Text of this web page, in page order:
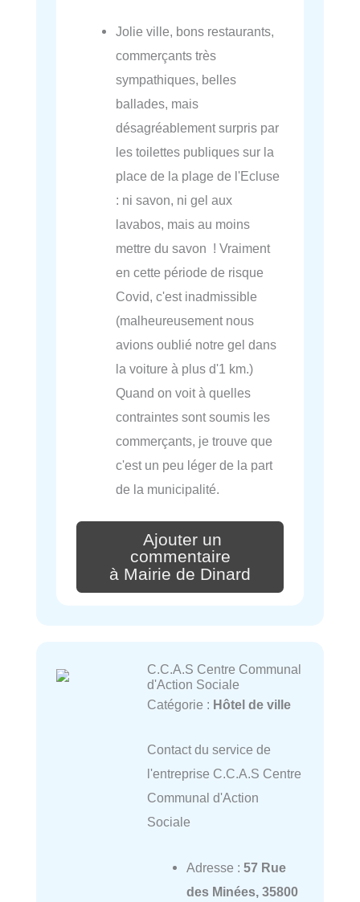
Jolie ville, bons restaurants,
commerçants très
sympathiques, belles
ballades, mais
désagréablement surpris par
les toilettes publiques sur la
place de la plage de l'Ecluse
: ni savon, ni gel aux
lavabos, mais au moins
mettre du savon ! Vraiment
en cette période de risque
Covid, c'est inadmissible
(malheureusement nous
avions oublié notre gel dans
la voiture à plus d'1 km.)
Quand on voit à quelles
contraintes sont soumis les
commerçants, je trouve que
c'est un peu léger de la part
de la municipalité.
Ajouter un
commentaire
à Mairie de Dinard
C.C.A.S Centre Communal
d'Action Sociale
Catégorie : Hôtel de ville
Contact du service de
l'entreprise C.C.A.S Centre
Communal d'Action
Sociale
Adresse : 57 Rue
des Minées, 35800